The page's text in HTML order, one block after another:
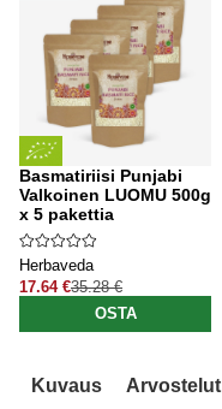
Basmatiriisi Punjabi
Valkoinen LUOMU 500g
x 5 pakettia
Herbaveda
17.64 €35.28 €
OSTA
Kuvaus Arvostelut